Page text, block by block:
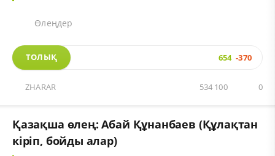
Өлеңдер
ТОЛЫҚ 654 -370
ZHARAR 0
534 100
Қазақша өлең: Абай Құнанбаев (Құлақтан
кіріп, бойды алар)